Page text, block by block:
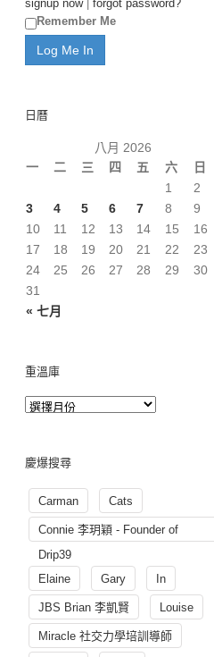
signup now| forgot password?
Remember Me
日曆
八月 2026
一
二 三 四 五 六 日
« 七月
1
2
3
4 5 6 7 8
9
10
11 12 13 14 15
16
17
18 19 20 21 22
23
24
25 26 27 28 29
30
31
重溫庫
慶爆搜尋
Carman Cats
Connie 李玥穎 - Founder of
Drip39
Elaine
Gary In
JBS Brian 李凱賢 Louise
Miracle 社交力學培訓導師